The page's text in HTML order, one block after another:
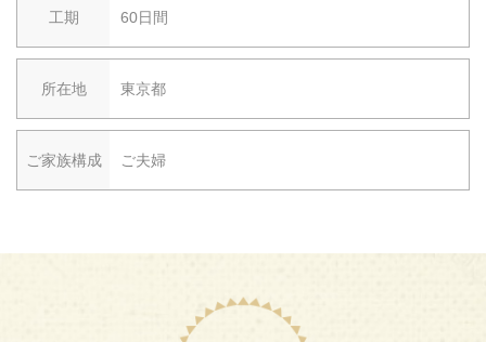
工期 60日間
所在地 東京都
ご家族構成 ご夫婦